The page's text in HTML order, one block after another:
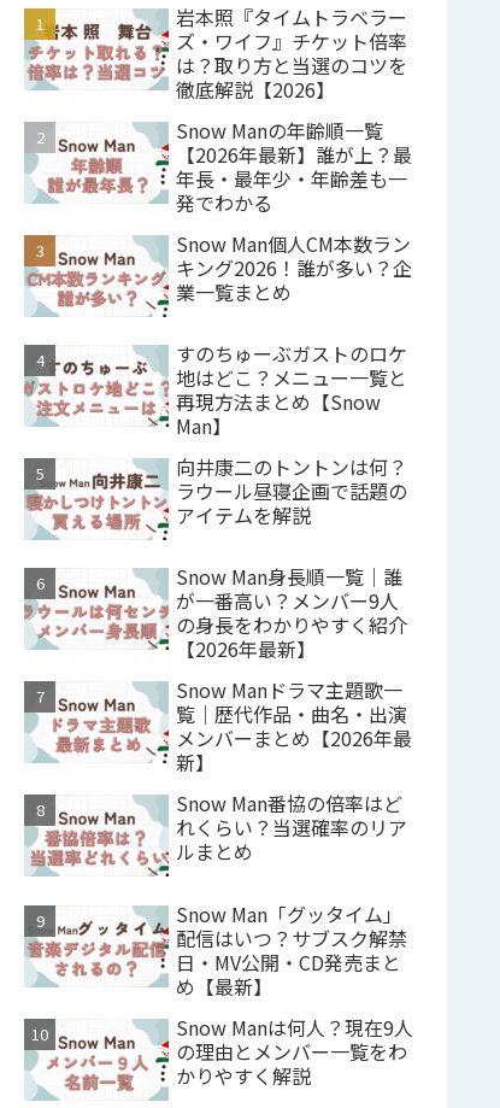
岩本照『タイムトラベラー
ズ・ワイフ』チケット倍率
は？取り方と当選のコツを
徹底解説【2026】
Snow Manの年齢順一覧
【2026年最新】誰が上？最
年長・最年少・年齢差も一
発でわかる
Snow Man個人CM本数ラン
キング2026！誰が多い？企
業一覧まとめ
すのちゅーぶガストのロケ
地はどこ？メニュー一覧と
再現方法まとめ【Snow
Man】
向井康二のトントンは何？
ラウール昼寝企画で話題の
アイテムを解説
Snow Man身長順一覧｜誰
が一番高い？メンバー9人
の身長をわかりやすく紹介
【2026年最新】
Snow Manドラマ主題歌一
覧｜歴代作品・曲名・出演
メンバーまとめ【2026年最
新】
Snow Man番協の倍率はど
れくらい？当選確率のリア
ルまとめ
Snow Man「グッタイム」
配信はいつ？サブスク解禁
日・MV公開・CD発売まと
め【最新】
Snow Manは何人？現在9人
の理由とメンバー一覧をわ
かりやすく解説